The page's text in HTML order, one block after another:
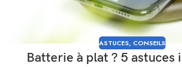
ASTUCES, CONSEILS
Batterie à plat ? 5 astuces